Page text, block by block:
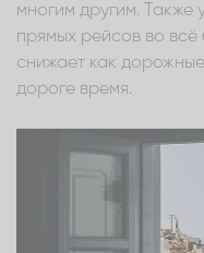
многим другим. Также
прямых рейсов во
снижает как
дороге время.